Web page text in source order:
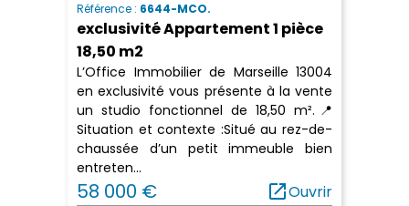
Référence : 6644-MCO.
exclusivité Appartement 1 pièce
18,50 m2
L’Office Immobilier de Marseille 13004
en exclusivité vous présente à la vente
un studio fonctionnel de 18,50 m².📍
Situation et contexte :Situé au rez-de-
chaussée d’un petit immeuble bien
entreten...
58 000 € open_in_newOuvrir